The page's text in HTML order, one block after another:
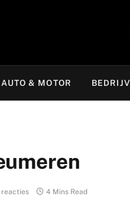
AUTO & MOTOR
reacties 4 Mins Read